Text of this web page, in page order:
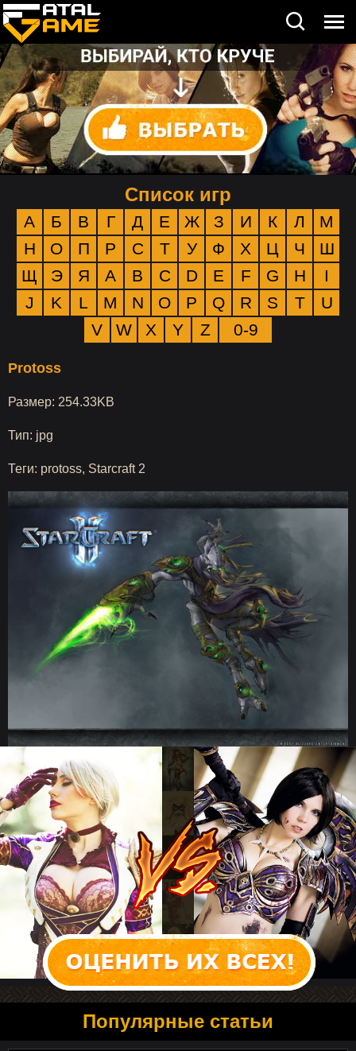
Список игр
А Б В Г Д Е Ж З И К Л
М
Н
О П Р С Т У Ф Х Ц Ч
Ш
Щ
Э Я A B C D E F G H
I
J
K L M N O P Q R S T
U
V
W X Y Z 0-9
Protoss
Размер: 254.33KB
Тип: jpg
Теги: protoss, Starcraft 2
Популярные статьи